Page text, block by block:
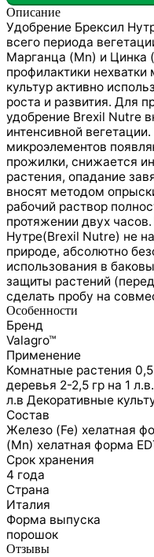
Описание
Удобрение Брексил
всего периода
Марганца (Mn) и Цинка
профилактики
культур активно
роста и развития. Для
удобрение Brexil Nutre
интенсивной
микроэлементов
прожилки, снижается
растения, опадание
вносят методом
рабочий раствор
протяжении двух
Нутре(Brexil Nutre) не
природе, абсолютно
использования в
защиты растений
сделать пробу на
Особенности
Бренд
Valagro™
Применение
Комнатные растения
деревья 2-2,5 гр на 1
л.в Декоративные
Состав
Железо (Fe) хелатная
(Mn) хелатная форма
Срок хранения
4 года
Страна
Италия
Форма выпуска
порошок
Отзывы